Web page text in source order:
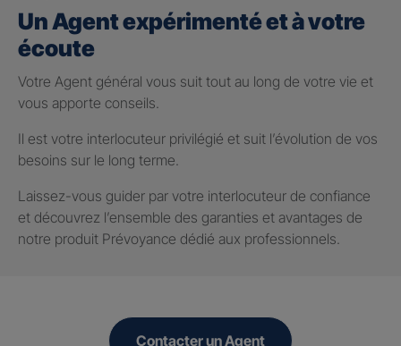
Un Agent expérimenté et à votre
écoute
Votre Agent général vous suit tout au long de votre vie et
vous apporte conseils.
Il est votre interlocuteur privilégié et suit l’évolution de vos
besoins sur le long terme.
Laissez-vous guider par votre interlocuteur de confiance
et découvrez l’ensemble des garanties et avantages de
notre produit Prévoyance dédié aux professionnels.
Contacter un Agent